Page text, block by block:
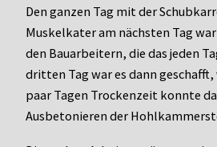
Den ganzen Tag mit der
Muskelkater am nächsten Tag
den Bauarbeitern, die das jeden
dritten Tag war es dann geschafft,
paar Tagen Trockenzeit konnte
Ausbetonieren der